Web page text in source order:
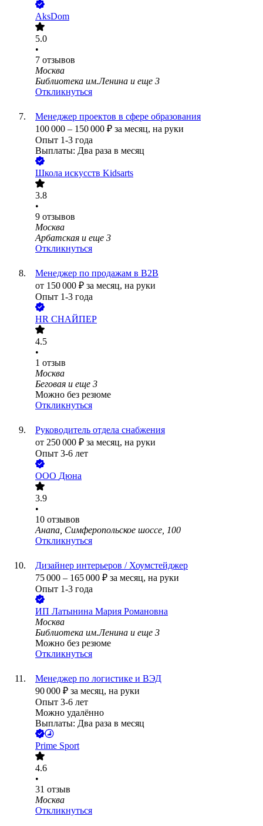
AksDom
5.0
•
7 отзывов
Москва
Библиотека им.Ленина и еще 3
Откликнуться
Менеджер проектов в сфере образования
100 000 – 150 000 ₽ за месяц, на руки
Опыт 1-3 года
Выплаты: Два раза в месяц
Школа искусств Kidsarts
3.8
•
9 отзывов
Москва
Арбатская и еще 3
Откликнуться
Менеджер по продажам в В2В
от 150 000 ₽ за месяц, на руки
Опыт 1-3 года
HR СНАЙПЕР
4.5
•
1 отзыв
Москва
Беговая и еще 3
Можно без резюме
Откликнуться
Руководитель отдела снабжения
от 250 000 ₽ за месяц, на руки
Опыт 3-6 лет
ООО Дюна
3.9
•
10 отзывов
Анапа, Симферопольское шоссе, 100
Откликнуться
Дизайнер интерьеров / Хоумстейджер
75 000 – 165 000 ₽ за месяц, на руки
Опыт 1-3 года
ИП Латынина Мария Романовна
Москва
Библиотека им.Ленина и еще 3
Можно без резюме
Откликнуться
Менеджер по логистике и ВЭД
90 000 ₽ за месяц, на руки
Опыт 3-6 лет
Можно удалённо
Выплаты: Два раза в месяц
Prime Sport
4.6
•
31 отзыв
Москва
Откликнуться